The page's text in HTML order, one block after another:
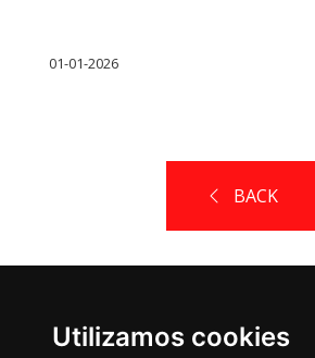
Utilizamos cookies
01-01-2026
BACK